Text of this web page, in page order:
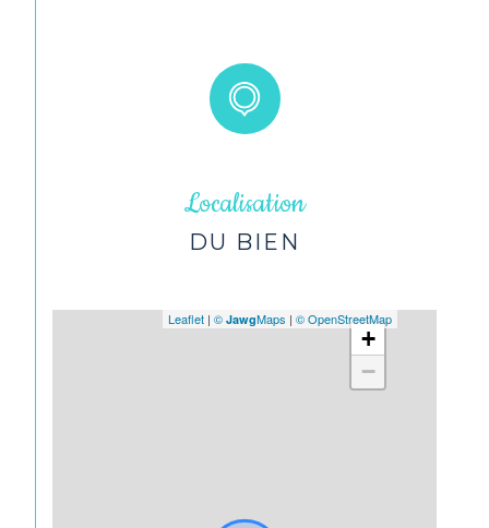
Localisation
DU BIEN
+
−
Leaflet | © JawgMaps | © OpenStreetMap